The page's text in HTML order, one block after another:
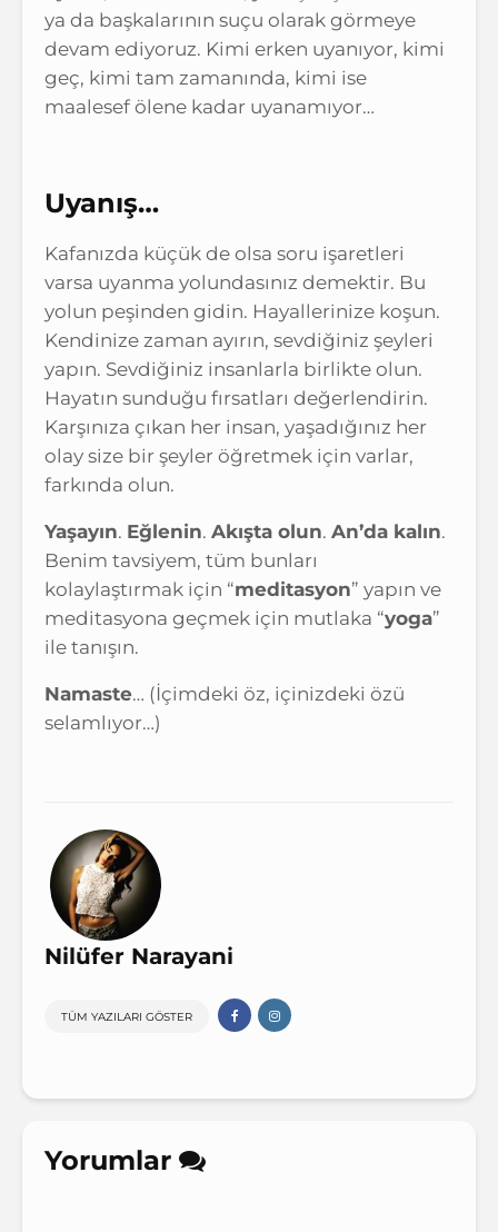
ya da başkalarının suçu olarak görmeye
devam ediyoruz. Kimi erken uyanıyor, kimi
geç, kimi tam zamanında, kimi ise
maalesef ölene kadar uyanamıyor…
Uyanış…
Kafanızda küçük de olsa soru işaretleri
varsa uyanma yolundasınız demektir. Bu
yolun peşinden gidin. Hayallerinize koşun.
Kendinize zaman ayırın, sevdiğiniz şeyleri
yapın. Sevdiğiniz insanlarla birlikte olun.
Hayatın sunduğu fırsatları değerlendirin.
Karşınıza çıkan her insan, yaşadığınız her
olay size bir şeyler öğretmek için varlar,
farkında olun.
Yaşayın. Eğlenin. Akışta olun. An’da kalın.
Benim tavsiyem, tüm bunları
kolaylaştırmak için “meditasyon” yapın ve
meditasyona geçmek için mutlaka “yoga”
ile tanışın.
Namaste… (İçimdeki öz, içinizdeki özü
selamlıyor…)
Nilüfer Narayani
TÜM YAZILARI GÖSTER
Yorumlar